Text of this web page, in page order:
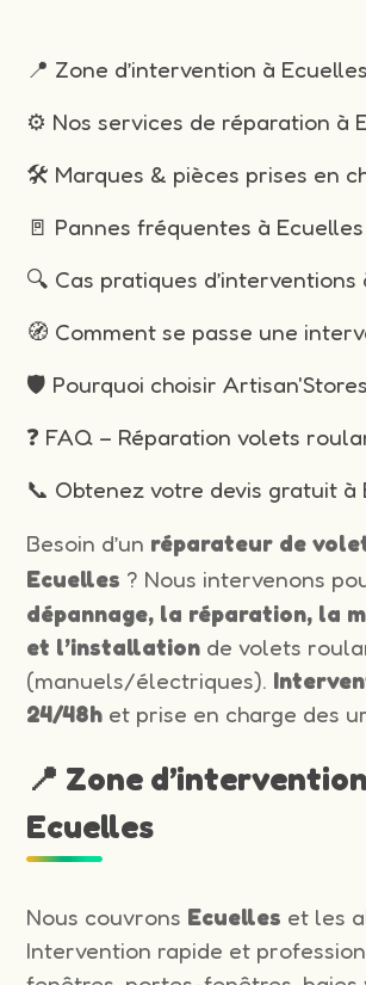
📍 Zone d’intervention à Ecuelles
⚙️ Nos services de réparation à
🛠️ Marques & pièces prises en
🚪 Pannes fréquentes à Ecuelles
🔍 Cas pratiques d’interventions
🧭 Comment se passe une
🛡️ Pourquoi choisir
❓ FAQ – Réparation volets
📞 Obtenez votre devis gratuit à
Besoin d’un réparateur de
Ecuelles ? Nous intervenons
dépannage, la réparation, la
et l’installation de volets
(manuels/électriques).
24/48h et prise en charge des
📍 Zone
Ecuelles
Nous couvrons Ecuelles et les
Intervention rapide et